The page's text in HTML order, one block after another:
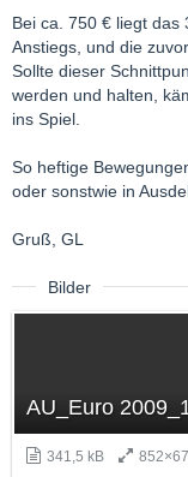
Bei ca. 750 € liegt das
Anstiegs, und die
Sollte dieser
werden und halten,
ins Spiel.
So heftige
oder sonstwie in
Gruß, GL
Bilder
AU_Euro
341,5 kB